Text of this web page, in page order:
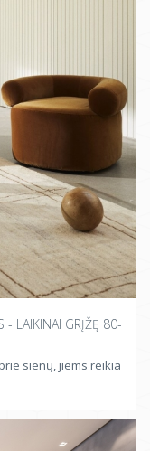
- LAIKINAI GRĮŽĘ 80-
sienų, jiems reikia